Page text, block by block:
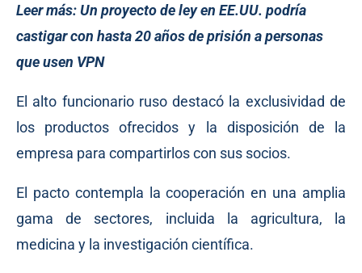
Leer más:Un proyecto de ley en EE.UU. podría
castigar con hasta 20 años de prisión a personas
que usen VPN
El alto funcionario ruso destacó la exclusividad de
los productos ofrecidos y la disposición de la
empresa para compartirlos con sus socios.
El pacto contempla la cooperación en una amplia
gama de sectores, incluida la agricultura, la
medicina y la investigación científica.